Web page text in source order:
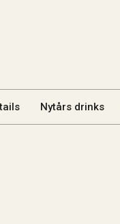
Nytårs drinks